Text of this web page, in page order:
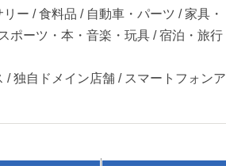
ー / 食料品 / 自動車・パーツ / 家具・
ポーツ・本・音楽・玩具 / 宿泊・旅行
独自ドメイン店舗 / スマートフォンア